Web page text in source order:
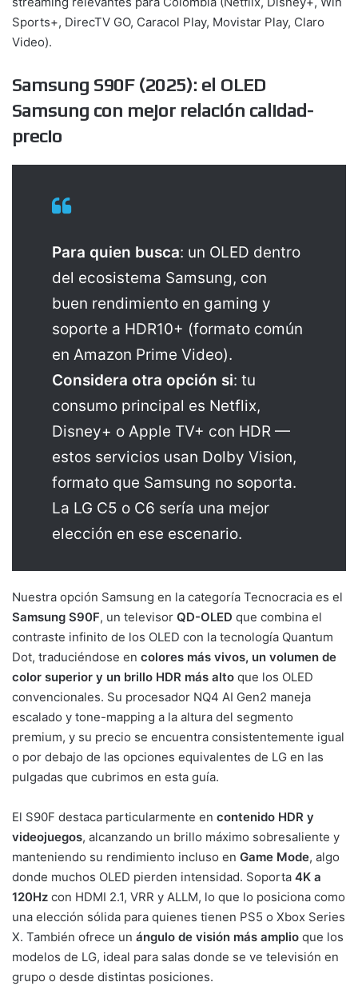
Sports+, DirecTV GO, Caracol Play, Movistar Play, Claro
Video).
Samsung S90F (2025): el OLED
Samsung con mejor relación calidad-
precio
Para quien busca: un OLED dentro
del ecosistema Samsung, con
buen rendimiento en gaming y
soporte a HDR10+ (formato común
en Amazon Prime Video).
Considera otra opción si: tu
consumo principal es Netflix,
Disney+ o Apple TV+ con HDR —
estos servicios usan Dolby Vision,
formato que Samsung no soporta.
La LG C5 o C6 sería una mejor
elección en ese escenario.
Nuestra opción Samsung en la categoría Tecnocracia es el
Samsung S90F, un televisor QD-OLED que combina el
contraste infinito de los OLED con la tecnología Quantum
Dot, traduciéndose en colores más vivos, un volumen de
color superior y un brillo HDR más alto que los OLED
convencionales. Su procesador NQ4 AI Gen2 maneja
escalado y tone-mapping a la altura del segmento
premium, y su precio se encuentra consistentemente igual
o por debajo de las opciones equivalentes de LG en las
pulgadas que cubrimos en esta guía.
El S90F destaca particularmente en contenido HDR y
videojuegos, alcanzando un brillo máximo sobresaliente y
manteniendo su rendimiento incluso en Game Mode, algo
donde muchos OLED pierden intensidad. Soporta 4K a
120Hz con HDMI 2.1, VRR y ALLM, lo que lo posiciona como
una elección sólida para quienes tienen PS5 o Xbox Series
X. También ofrece un ángulo de visión más amplio que los
modelos de LG, ideal para salas donde se ve televisión en
grupo o desde distintas posiciones.